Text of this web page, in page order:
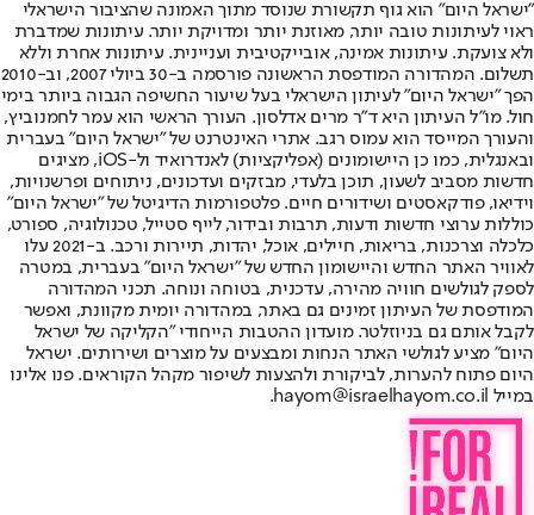
"ישראל היום" הוא גוף תקשורת שנוסד מתוך האמונה שהציבור הישראלי
ראוי לעיתונות טובה יותר, מאוזנת יותר ומדויקת יותר. עיתונות שמדברת
ולא צועקת. עיתונות אמינה, אובייקטיבית ועניינית. עיתונות אחרת וללא
תשלום. המהדורה המודפסת הראשונה פורסמה ב-30 ביולי 2007, וב-2010
הפך "ישראל היום" לעיתון הישראלי בעל שיעור החשיפה הגבוה ביותר בימי
חול. מו"ל העיתון היא ד"ר מרים אדלסון. העורך הראשי הוא עמר לחמנוביץ,
והעורך המייסד הוא עמוס רגב. אתרי האינטרנט של "ישראל היום" בעברית
ובאנגלית, כמו כן היישומונים (אפליקציות) לאנדרואיד ול-iOS, מציגים
חדשות מסביב לשעון, תוכן בלעדי, מבזקים ועדכונים, ניתוחים ופרשנויות,
וידיאו, פודקאסטים ושידורים חיים. פלטפורמות הדיגיטל של "ישראל היום"
כוללות ערוצי חדשות ודעות, תרבות ובידור, לייף סטייל, טכנולוגיה, ספורט,
כלכלה וצרכנות, בריאות, חיילים, אוכל, יהדות, תיירות ורכב. ב-2021 עלו
לאוויר האתר החדש והיישומון החדש של "ישראל היום" בעברית, במטרה
לספק לגולשים חוויה מהירה, עדכנית, בטוחה ונוחה. תכני המהדורה
המודפסת של העיתון זמינים גם באתר, במהדורה יומית מקוונת, ואפשר
לקבל אותם גם בניוזלטר. מועדון ההטבות הייחודי "הקליקה של ישראל
היום" מציע לגולשי האתר הנחות ומבצעים על מוצרים ושירותים. ישראל
היום פתוח להערות, לביקורת ולהצעות לשיפור מקהל הקוראים. פנו אלינו
במייל hayom@israelhayom.co.il.